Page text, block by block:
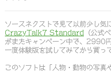
ソースネクストで見て以前少し気
CrazyTalk7 Standard
（公式
がまたキャンペーン中で、2990
一度体験版を試してみてから買っ
このソフトは「人物・動物の写真